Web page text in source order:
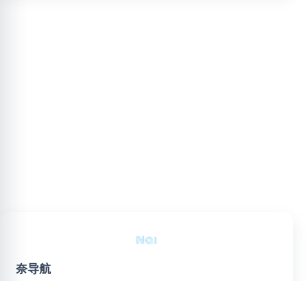
奈导航